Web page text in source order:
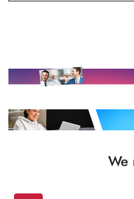
Skip the carousel
We